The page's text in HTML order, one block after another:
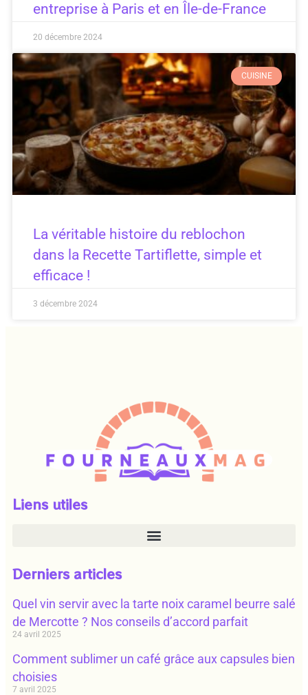
entreprise à Paris et en Île-de-France
20 décembre 2024
CUISINE
La véritable histoire du reblochon
dans la Recette Tartiflette, simple et
efficace !
3 décembre 2024
Liens utiles
Derniers articles
Quel vin servir avec la tarte noix caramel beurre salé
de Mercotte ? Nos conseils d’accord parfait
24 avril 2025
Comment sublimer un café grâce aux capsules bien
choisies
7 avril 2025